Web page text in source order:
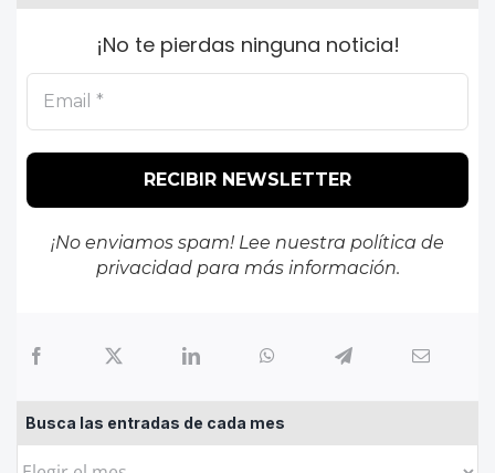
¡No te pierdas ninguna noticia!
¡No enviamos spam! Lee nuestra política de
privacidadpara más información.
Busca las entradas de cada mes
Busca